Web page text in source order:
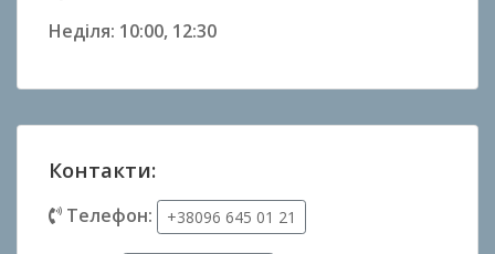
Неділя: 10:00, 12:30
Контакти:
Телефон: +38096 645 01 21